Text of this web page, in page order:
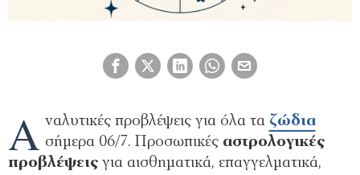
Α ναλυτικές προβλέψεις για όλα τα ζώδια
σήμερα 06/7. Προσωπικές αστρολογικές
προβλέψεις για αισθηματικά, επαγγελματικά,